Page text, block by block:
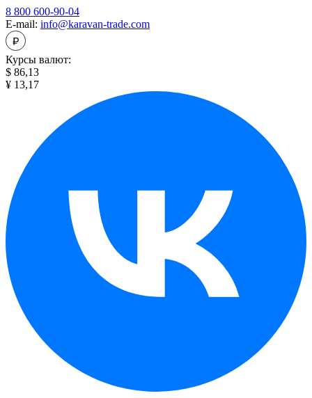
8 800 600-90-04
E-mail: info@karavan-trade.com
Курсы валют:
$ 86,13
¥ 13,17